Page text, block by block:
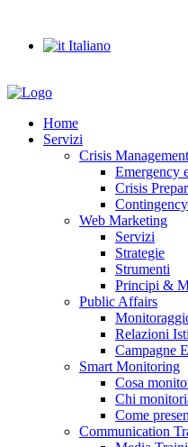
Italiano
Home
Servizi
Crisis Management
Emergency
Crisis
Web Marketing
Servizi
Strategie
Strumenti
Principi &
Public Affairs
Relazioni
Campagne
Smart Monitoring
Cosa
Chi
Come
Communication